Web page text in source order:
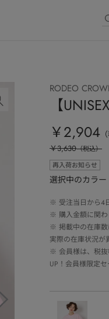
RODEO
【
￥2,904
￥3,630（税込）
再入荷お知らせ
選択中のカラ
※ 受注当日から4
※ 購入金額に関わ
※ 掲載中の在庫
実際の在庫状況が
※ 会員様は、税
UP！会員様限定